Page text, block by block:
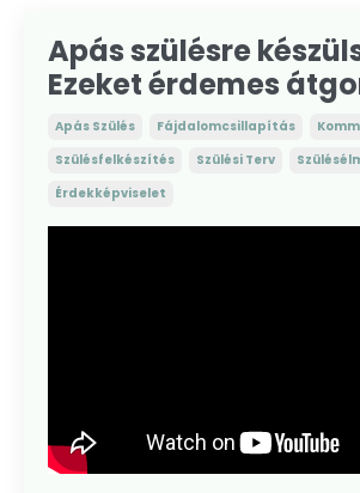
Apás szülésre
Ezeket érdemes
Apás Szülés Fájdalomcsillapítás
Szülésfelkészítés
Szülési Terv
Érdekképviselet